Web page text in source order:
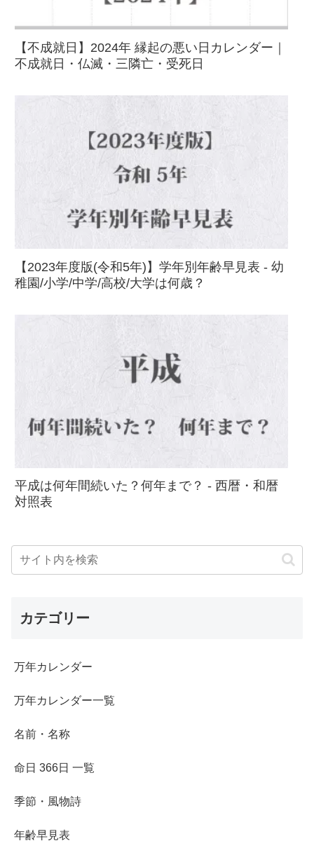
【不成就日】2024年 縁起の悪い日カレンダー｜
不成就日・仏滅・三隣亡・受死日
【2023年度版(令和5年)】学年別年齢早見表 - 幼
稚園/小学/中学/高校/大学は何歳？
平成は何年間続いた？何年まで？ - 西暦・和暦
対照表
カテゴリー
万年カレンダー
万年カレンダー一覧
名前・名称
命日 366日 一覧
季節・風物詩
年齢早見表